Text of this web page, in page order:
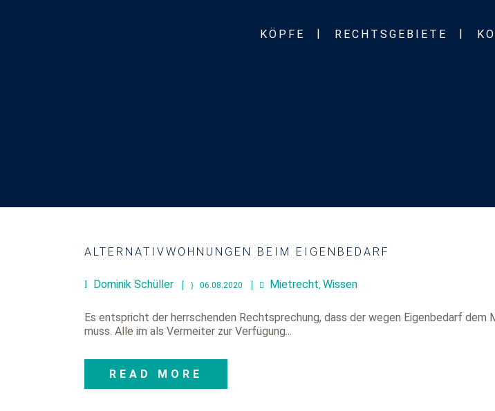
KÖPFE RECHTSGEBIETE
ALTERNATIVWOHNUNGEN BEIM EIGENBEDARF
Dominik Schüller 06.08.2020 Mietrecht, Wissen
Es entspricht der herrschenden Rechtsprechung, dass der wegen Eigenbedarf
muss. Alle im als Vermeiter zur Verfügung...
READ MORE